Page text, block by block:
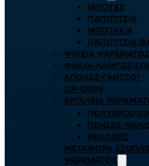
ΜΠΌΤΕΣ
ΠΑΠΟΎΤΣΙΑ
ΜΠΟΤΆΚΙΑ
ΠΑΠΟΎΤΣΙΑ
ΨΥΓΕΊΑ ΨΑΡΈΜΑΤΟΣ
ΦΑΚΟΊ-ΛΆΜΠΕΣ-
ΑΠΌΧΕΣ-ΓΆΝΤΖΟΙ
LIP-GRIPS
EΡΓΑΛΕΊΑ
ΠΈΝΣΕΣ-
ΒΕΛΌΝΕΣ
ΜΕΤΑΦΟΡΆ
ΨΑΡΈΜΑΤΟΣ